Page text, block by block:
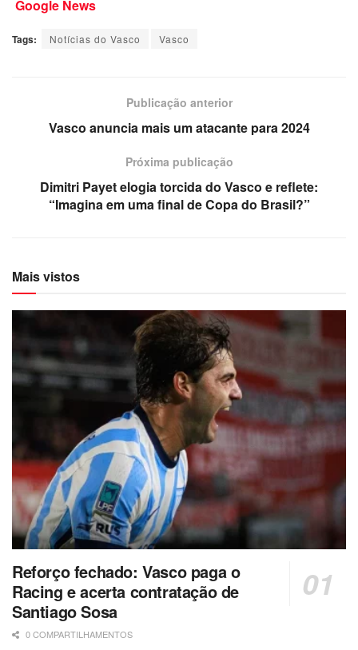
Google News
Tags: Notícias do Vasco Vasco
Publicação anterior
Vasco anuncia mais um atacante para 2024
Próxima publicação
Dimitri Payet elogia torcida do Vasco e reflete:
“Imagina em uma final de Copa do Brasil?”
Mais vistos
Reforço fechado: Vasco paga o
Racing e acerta contratação de
Santiago Sosa
0 COMPARTILHAMENTOS